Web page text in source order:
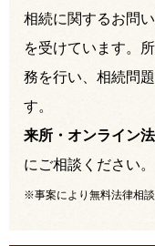
相続に関するお問
を受けています。
務を行い、相続問
す。
来所・オンライン
にご相談ください。
※事案により無料法律相談